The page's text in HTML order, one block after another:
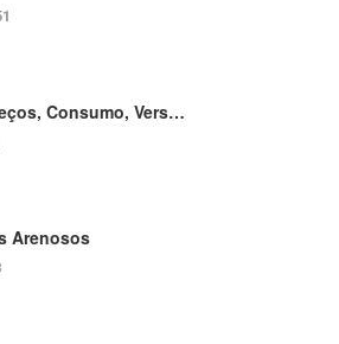
Consumo, Vers…
Arenosos